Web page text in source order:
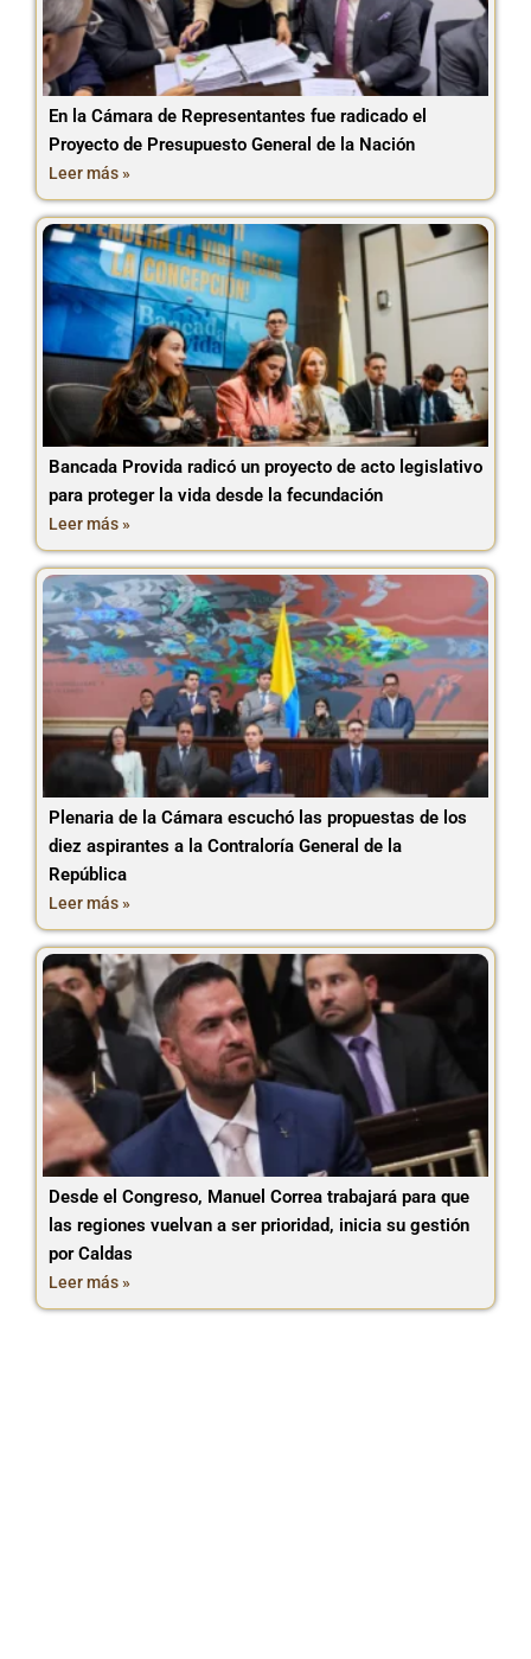
En la Cámara de Representantes fue radicado el
Proyecto de Presupuesto General de la Nación
Leer más »
Bancada Provida radicó un proyecto de acto legislativo
para proteger la vida desde la fecundación
Leer más »
Plenaria de la Cámara escuchó las propuestas de los
diez aspirantes a la Contraloría General de la
República
Leer más »
Desde el Congreso, Manuel Correa trabajará para que
las regiones vuelvan a ser prioridad, inicia su gestión
por Caldas
Leer más »